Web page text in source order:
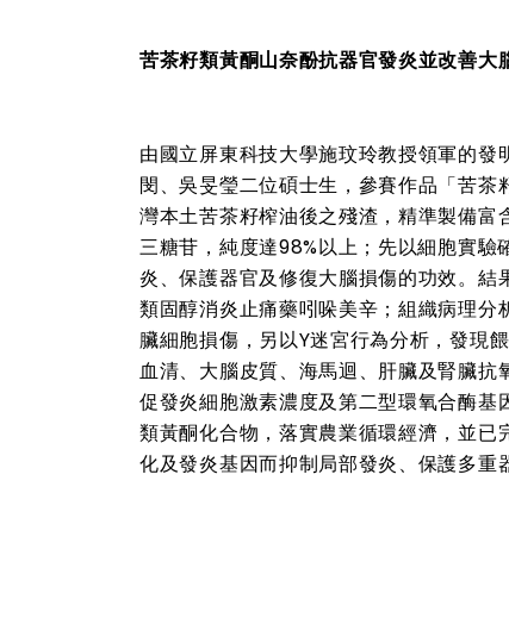
苦茶籽類黃酮山奈酚抗器官發炎並改善大
由國立屏東科技大學施玟玲教授領軍的
閔、吳旻瑩二位碩士生，參賽作品「苦
灣本土苦茶籽榨油後之殘渣，精準製備
三糖苷，純度達98%以上；先以細胞實
炎、保護器官及修復大腦損傷的功效。
類固醇消炎止痛藥吲哚美辛；組織病理
臟細胞損傷，另以Y迷宮行為分析，發現
血清、大腦皮質、海馬迴、肝臟及腎臟抗
促發炎細胞激素濃度及第二型環氧合酶
類黃酮化合物，落實農業循環經濟，並
化及發炎基因而抑制局部發炎、保護多重